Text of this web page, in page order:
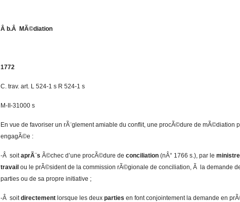
Â b.Â MÃ©diation
1772
C. trav. art. L 524-1 s R 524-1 s
M-II-31000 s
En vue de favoriser un rÃ¨glement amiable du conflit, une procÃ©dure de mÃ©diation
engagÃ©e :
-Â soitaprÃ¨s Ã©chec d’une procÃ©dure de conciliation (nÂ° 1766 s.), par le
travail ou le prÃ©sident de la commission rÃ©gionale de conciliation, Ã la demande
parties ou de sa propre initiative ;
-Â soitdirectement lorsque les deux parties en font conjointement la demande en